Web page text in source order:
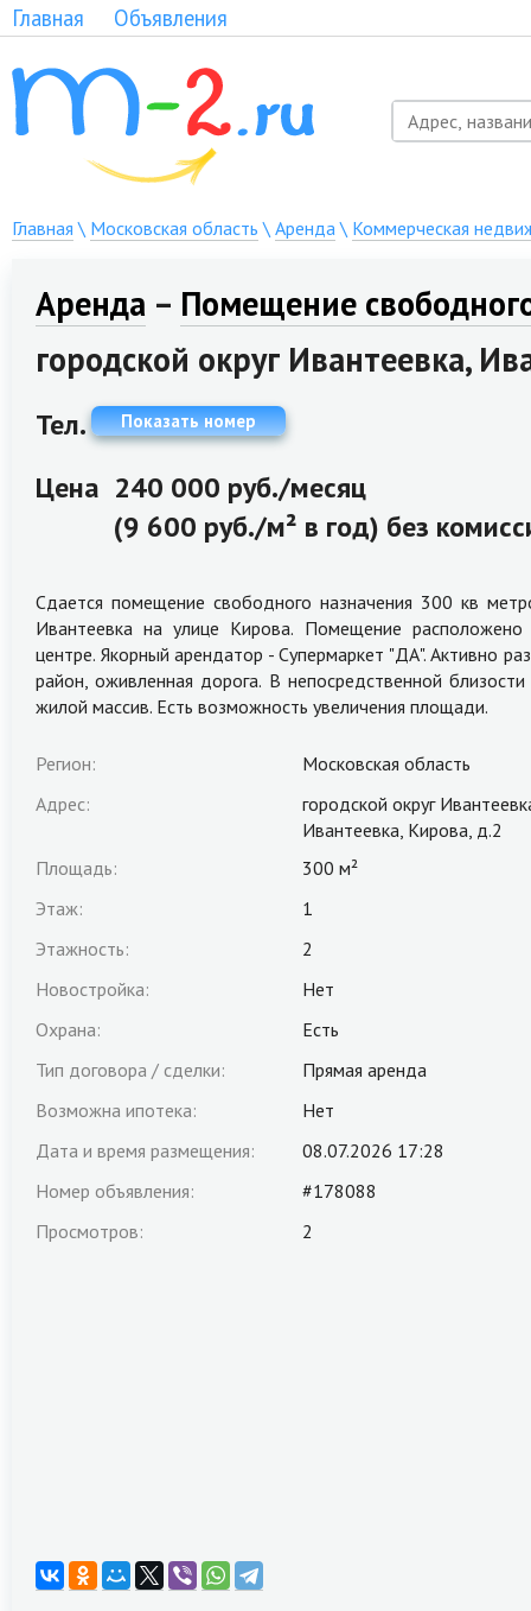
Главная Объявления
Главная \ Московская область \ Аренда\ Коммерческая
Аренда – Помещение
городской округ Ивантеевка,
Тел. Показать номер
Цена 240 000 руб./месяц
(9 600 руб./м² в год) без
Сдается помещение свободного назначения 300 кв
Ивантеевка на улице Кирова. Помещение
центре. Якорный арендатор - Супермаркет "ДА". Активно
район, оживленная дорога. В непосредственной
жилой массив. Есть возможность увеличения площади.
Регион:
Московская область
Адрес:
городской округ
Ивантеевка, Кирова, д.2
Площадь:
300 м²
Этаж:
1
Этажность:
2
Новостройка:
Нет
Охрана:
Есть
Тип договора / сделки:
Прямая аренда
Возможна ипотека:
Нет
Дата и время размещения:
08.07.2026 17:28
Номер объявления:
#178088
Просмотров:
2